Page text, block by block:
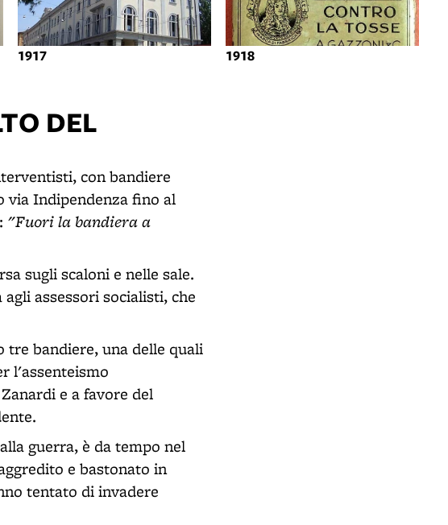
1917 1918
DEL
con bandiere
via Indipendenza fino al
"Fuori la bandiera a
sugli scaloni e nelle sale.
assessori socialisti, che
tre bandiere, una delle quali
l'assenteismo
e a favore del
guerra, è da tempo nel
e bastonato in
tentato di invadere